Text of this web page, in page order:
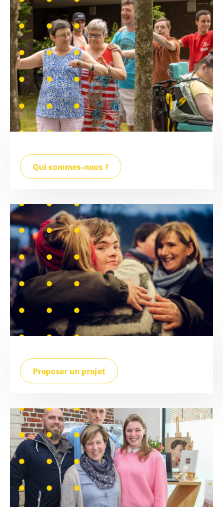
Qui sommes-nous ?
Proposer un projet